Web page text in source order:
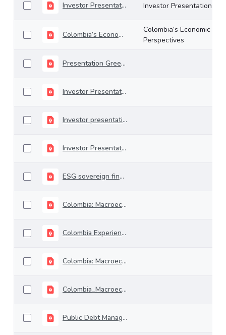
Investor Presentation Investor Presentation
Colombia’s Economic Perspectives
Colombia’s Economic
Perspectives
Presentation Green Bonds June 2022
Investor Presentation Sovereign Green Bonds
Investor presentation July 2021
Investor Presentation June 2021
ESG sovereign financing strategy
Colombia: Macroeconomic, Capital Markets and Fiscal Update
Colombia Experience: Issuing 30 years bond through domestic synducation
Colombia: Macroeconomic and Capital Markets Outlook October.pptx
Colombia_Macroeconomic and Capital Markets Outlook_04092020
Public Debt Management and National Treasury